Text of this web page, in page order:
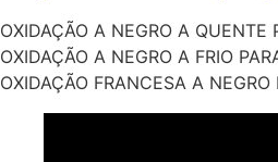
OXIDAÇÃO A NEGRO A QUENTE
OXIDAÇÃO A NEGRO A FRIO
OXIDAÇÃO FRANCESA A NEGRO